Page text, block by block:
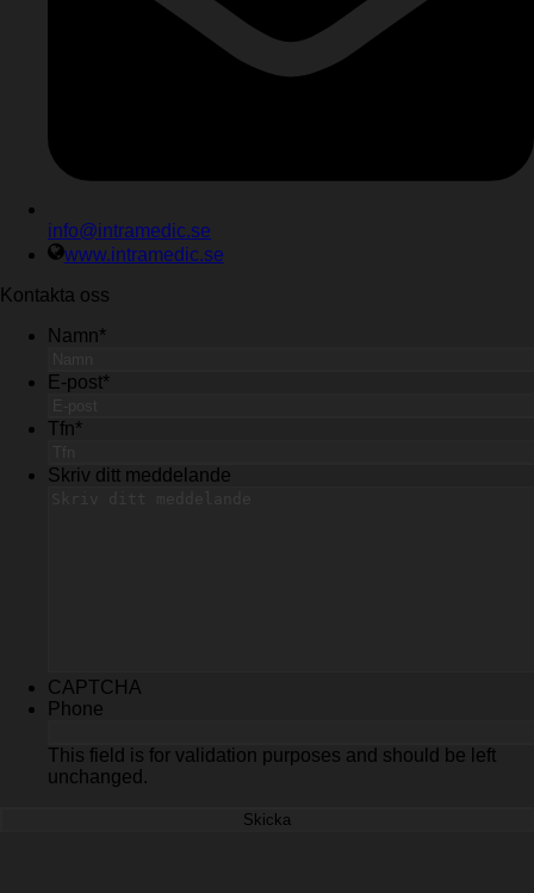
info@intramedic.se
www.intramedic.se
Kontakta oss
Namn*
E-post*
Tfn*
Skriv ditt meddelande
CAPTCHA
Phone
This field is for validation purposes and should be left
unchanged.